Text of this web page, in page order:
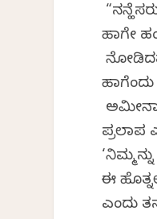
ಹಾಗೇ
ಪ್ರಲಾಪ
ಈ
ಎಂದು